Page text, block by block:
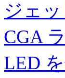
ジェ
CGA
LED